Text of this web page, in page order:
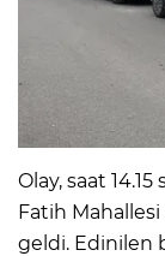
Olay, saat
Fatih
geldi. Edinilen